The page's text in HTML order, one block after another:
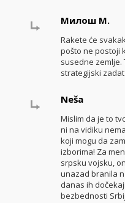
Милош М.
Rakete će
pošto ne postoji
susedne zemlje.
strategijski
Neša
Mislim da je to
ni na vidiku
koji mogu da
izborima! Za
srpsku vojsku,
unazad branila
danas ih
bezbednosti